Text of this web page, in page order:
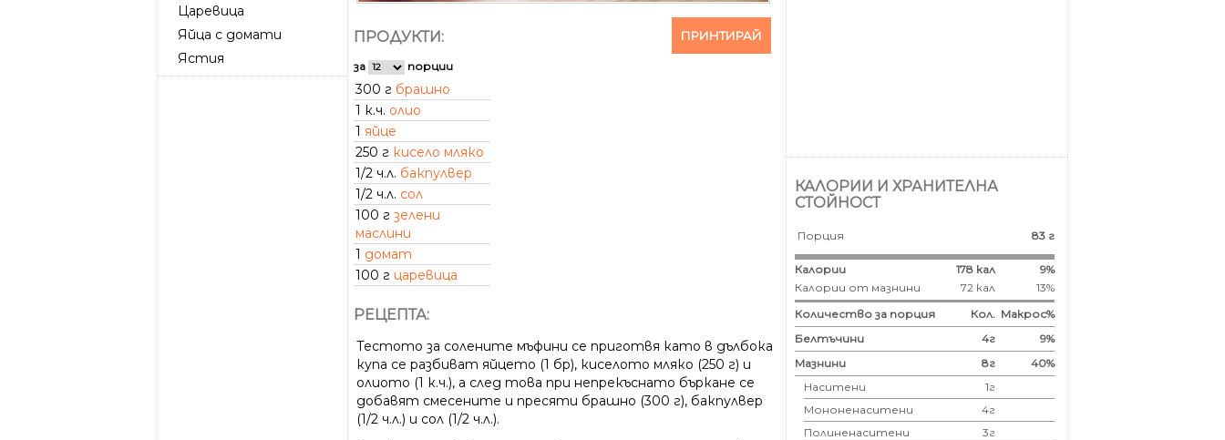
Царевица
Яйца с домати
Ястия
ПРИНТИРАЙ
ПРОДУКТИ:
за порции
300 г брашно
1 к.ч. олио
1 яйце
250 г кисело мляко
1/2 ч.л. бакпулвер
1/2 ч.л. сол
100 г зелени
маслини
1 домат
100 г царевица
РЕЦЕПТА:
Тестото за солените мъфини се приготвя като в дълбока
купа се разбиват яйцето (1 бр), киселото мляко (250 г) и
олиото (1 к.ч.), а след това при непрекъснато бъркане се
добавят смесените и пресяти брашно (300 г), бакпулвер
(1/2 ч.л.) и сол (1/2 ч.л.).
КАЛОРИИ И ХРАНИТЕЛНА
СТОЙНОСТ
Порция 83 г
Калории 178 кал
9%
Калории от мазнини
72 кал
13%
Количество за порция
Кол. Макрос%
Белтъчини
4г
9%
Мазнини
8г
40%
Наситени
1г
Мононенаситени
4г
Полиненаситени
3г